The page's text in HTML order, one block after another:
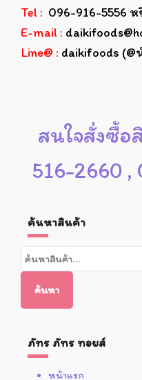
Tel : 096-916-5556
E-mail :
Line@ : daikifoods (@
สนใจสั่งซื้อ
516-2660
ค้นหาสินค้า
ค้นหา:
ค้นหา
ภัทร ภัทร ทอยส์
หน้าแรก